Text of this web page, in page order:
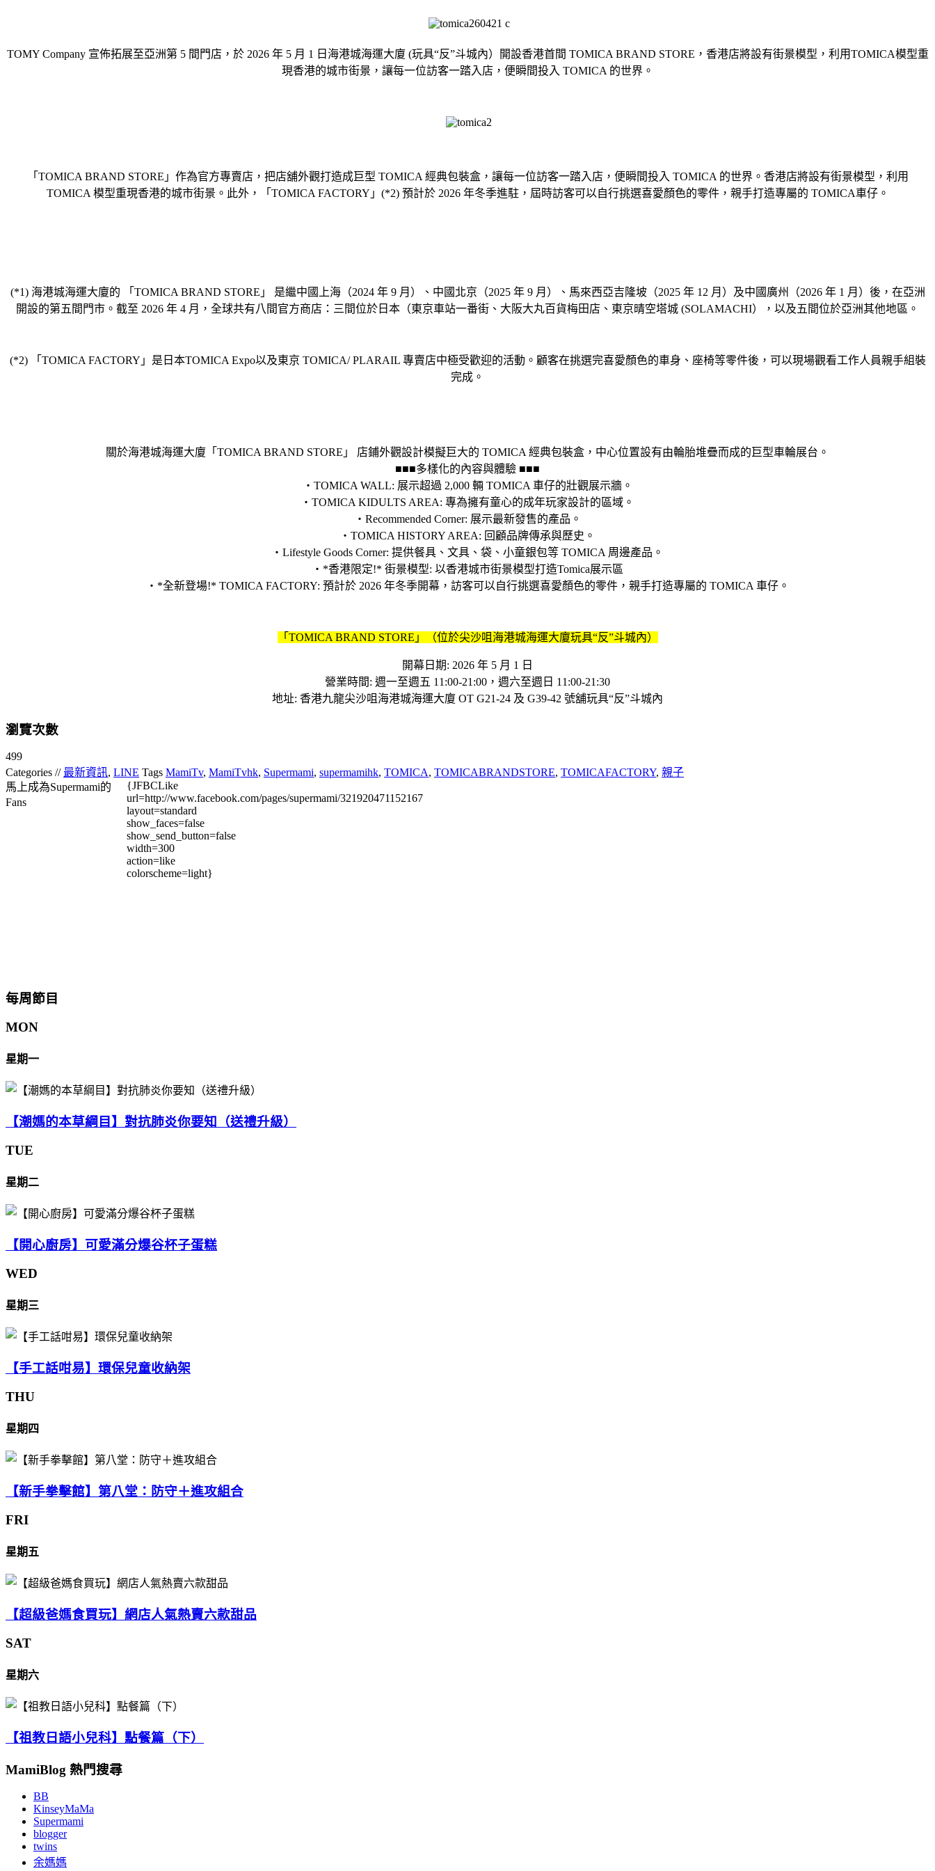
TOMY Company 宣佈拓展至亞洲第 5 間門店，於 2026 年 5 月 1 日海港城海運大廈 (玩具“反”斗城內）開設香港首間 TOMICA BRAND STORE，香港店將設有街景模型，利用TOMICA模型重
現香港的城市街景，讓每一位訪客一踏入店，便瞬間投入 TOMICA 的世界。
「TOMICA BRAND STORE」作為官方專賣店，把店舖外觀打造成巨型 TOMICA 經典包裝盒，讓每一位訪客一踏入店，便瞬間投入 TOMICA 的世界。香港店將設有街景模型，利用
TOMICA 模型重現香港的城市街景。此外，「TOMICA FACTORY」(*2) 預計於 2026 年冬季進駐，屆時訪客可以自行挑選喜愛顏色的零件，親手打造專屬的 TOMICA車仔。
(*1) 海港城海運大廈的 「TOMICA BRAND STORE」 是繼中國上海（2024 年 9 月）、中國北京（2025 年 9 月）、馬來西亞吉隆坡（2025 年 12 月）及中國廣州（2026 年 1 月）後，在亞洲
開設的第五間門市。截至 2026 年 4 月，全球共有八間官方商店：三間位於日本（東京車站一番街、大阪大丸百貨梅田店、東京晴空塔城 (SOLAMACHI），以及五間位於亞洲其他地區。
(*2) 「TOMICA FACTORY」是日本TOMICA Expo以及東京 TOMICA/ PLARAIL 專賣店中極受歡迎的活動。顧客在挑選完喜愛顏色的車身、座椅等零件後，可以現場觀看工作人員親手組裝
完成。
關於海港城海運大廈「TOMICA BRAND STORE」 店鋪外觀設計模擬巨大的 TOMICA 經典包裝盒，中心位置設有由輪胎堆疊而成的巨型車輪展台。
■■■多樣化的內容與體驗 ■■■
・TOMICA WALL: 展示超過 2,000 輛 TOMICA 車仔的壯觀展示牆。
・TOMICA KIDULTS AREA: 專為擁有童心的成年玩家設計的區域。
・Recommended Corner: 展示最新發售的產品。
・TOMICA HISTORY AREA: 回顧品牌傳承與歷史。
・Lifestyle Goods Corner: 提供餐具、文具、袋、小童銀包等 TOMICA 周邊產品。
・*香港限定!* 街景模型: 以香港城市街景模型打造Tomica展示區
・*全新登場!* TOMICA FACTORY: 預計於 2026 年冬季開幕，訪客可以自行挑選喜愛顏色的零件，親手打造專屬的 TOMICA 車仔。
「TOMICA BRAND STORE」（位於尖沙咀海港城海運大廈玩具“反”斗城內）
開幕日期: 2026 年 5 月 1 日
營業時間: 週一至週五 11:00-21:00，週六至週日 11:00-21:30
地址: 香港九龍尖沙咀海港城海運大廈 OT G21-24 及 G39-42 號舖玩具“反”斗城內
瀏覽次數
499
Categories // 最新資訊, LINE Tags MamiTv, MamiTvhk, Supermami, supermamihk, TOMICA, TOMICABRANDSTORE, TOMICAFACTORY, 親子
馬上成為Supermami的
Fans
{JFBCLike
url=http://www.facebook.com/pages/supermami/321920471152167
layout=standard
show_faces=false
show_send_button=false
width=300
action=like
colorscheme=light}
每周節目
MON
星期一
【潮媽的本草綱目】對抗肺炎你要知（送禮升級）
TUE
星期二
【開心廚房】可愛滿分爆谷杯子蛋糕
WED
星期三
【手工話咁易】環保兒童收納架
THU
星期四
【新手拳擊館】第八堂：防守＋進攻組合
FRI
星期五
【超級爸媽食買玩】網店人氣熱賣六款甜品
SAT
星期六
【祖教日語小兒科】點餐篇（下）
MamiBlog 熱門搜尋
BB
KinseyMaMa
Supermami
blogger
twins
余媽媽